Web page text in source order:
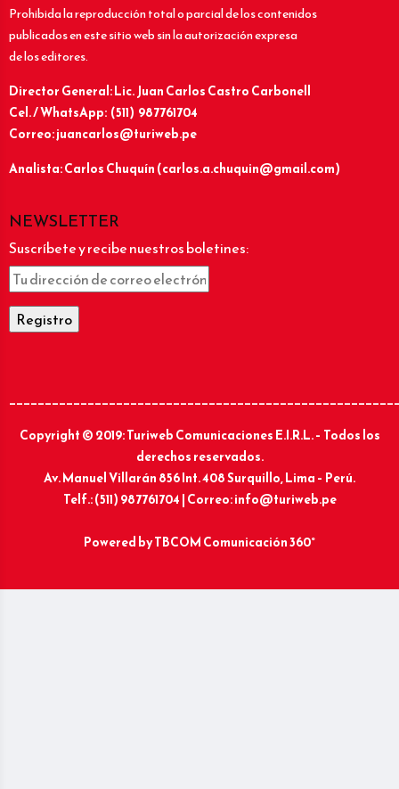
Prohibida la reproducción total o parcial de los contenidos
publicados en este sitio web sin la autorización expresa
de los editores.
Director General: Lic.Juan Carlos Castro Carbonell
Cel. / WhatsApp: (511) 987761704
Correo: juancarlos@turiweb.pe
Analista: Carlos Chuquín (carlos.a.chuquin@gmail.com)
NEWSLETTER
Suscríbete y recibe nuestros boletines:
Copyright © 2019: Turiweb Comunicaciones E.I.R.L. – Todos los
derechos reservados.
Av. Manuel Villarán 856 Int. 408 Surquillo, Lima – Perú.
Telf.: (511) 987761704 | Correo: info@turiweb.pe
Powered byTBCOM Comunicación 360°